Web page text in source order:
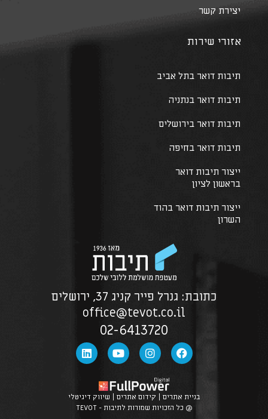
יצירת קשר
אזורי שירות
תיבות דואר בתל אביב
תיבות דואר בנתניה
תיבות דואר בירושלים
תיבות דואר בחיפה
ייצור תיבות דואר
בראשון לציון
ייצור תיבות דואר בהוד
השרון
כתובת: גנרל פייר קניג 37, ירושלים
office@tevot.co.il
02-6413720
בניית אתרים | קידום אתרים | שיווק דיגיטלי
@ כל הזכויות שמורות לתיבות - TEVOT